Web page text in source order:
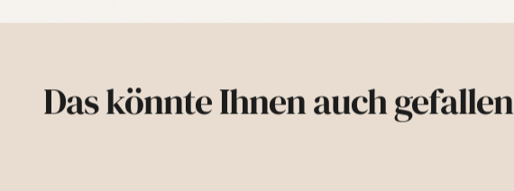
Das könnte Ihnen auch gefallen